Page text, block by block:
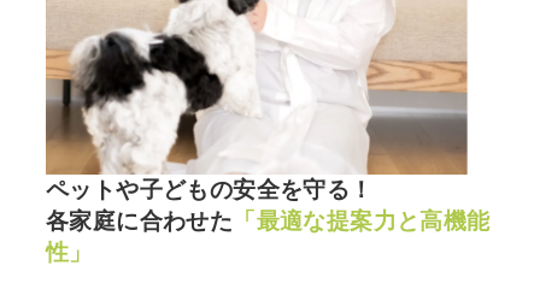
ペットや子どもの安全を守る！
各家庭に合わせた 「最適な提案力と高機能
性」